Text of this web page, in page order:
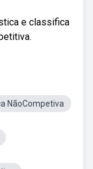
e classifica
NãoCompetiva